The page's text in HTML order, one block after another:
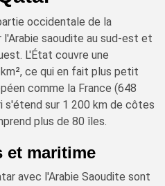
occidentale de la
l'Arabie saoudite au sud-est et
L'État couvre une
ce qui en fait plus petit
comme la France (648
s'étend sur 1 200 km de côtes
plus de 80 îles.
et maritime
avec l'Arabie Saoudite sont